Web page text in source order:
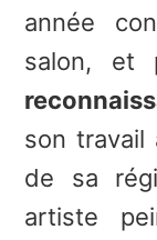
année
salon, et
son travail
de sa
artiste